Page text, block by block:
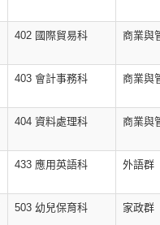
402 國際貿易科 商業與
403 會計事務科 商業與
404 資料處理科 商業與
433 應用英語科 外語群
503 幼兒保育科 家政群